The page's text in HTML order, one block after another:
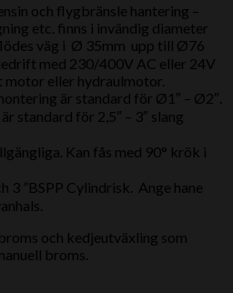
och flygbränsle hantering –
etc. finns i invändig diameter
flödes väg i Ø 35mm upp till Ø76
med 230/400V AC eller 24V
eller hydraulmotor.
är standard för Ø1″ – Ø2″.
standard för 2,5″ – 3″ slang
Kan fås med 90° krök i
3 ”BSPP Cylindrisk. Ange hane
och kedjeutväxling som
broms.